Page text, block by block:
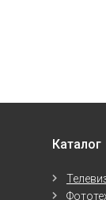
Каталог